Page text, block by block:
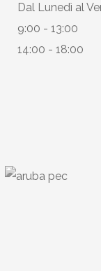
Dal Lunedì al
9:00 - 13:00
14:00 - 18:00